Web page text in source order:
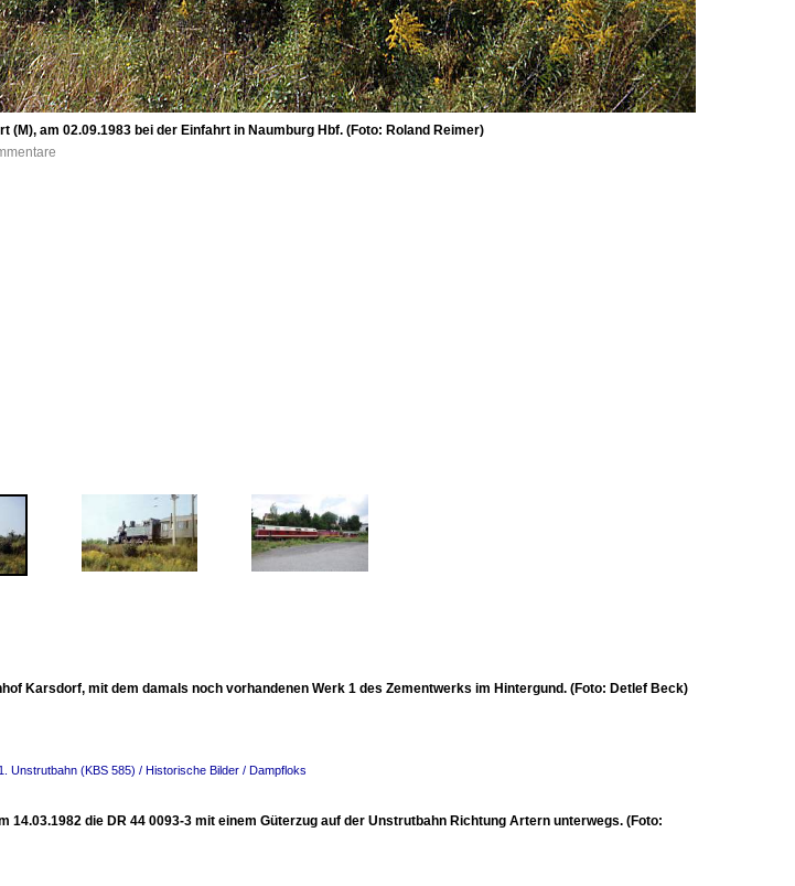
am 02.09.1983 bei der Einfahrt in Naumburg Hbf. (Foto: Roland Reimer)
Karsdorf, mit dem damals noch vorhandenen Werk 1 des Zementwerks im Hintergund. (Foto: Detlef Beck)
1. Unstrutbahn (KBS 585) / Historische Bilder / Dampfloks
14.03.1982 die DR 44 0093-3 mit einem Güterzug auf der Unstrutbahn Richtung Artern unterwegs. (Foto: